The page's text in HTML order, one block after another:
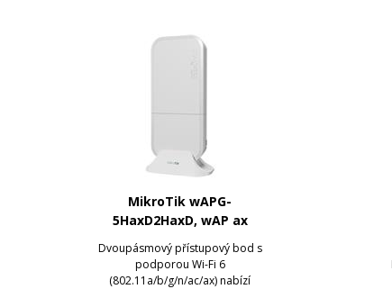
MikroTik wAPG-
5HaxD2HaxD, wAP ax
Dvoupásmový přístupový bod s
podporou Wi-Fi 6
(802.11a/b/g/n/ac/ax) nabízí